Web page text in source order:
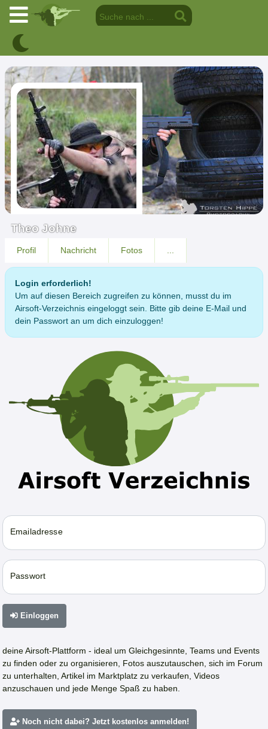
Theo Johne
Profil Nachricht Fotos
Login erforderlich!
Um auf diesen Bereich zugreifen zu können, musst du im
Airsoft-Verzeichnis eingeloggt sein. Bitte gib deine E-Mail und
dein Passwort an um dich einzuloggen!
Emailadresse
Passwort
Einloggen
deine Airsoft-Plattform - ideal um Gleichgesinnte, Teams und Events
zu finden oder zu organisieren, Fotos auszutauschen, sich im Forum
zu unterhalten, Artikel im Marktplatz zu verkaufen, Videos
anzuschauen und jede Menge Spaß zu haben.
Noch nicht dabei? Jetzt kostenlos anmelden!